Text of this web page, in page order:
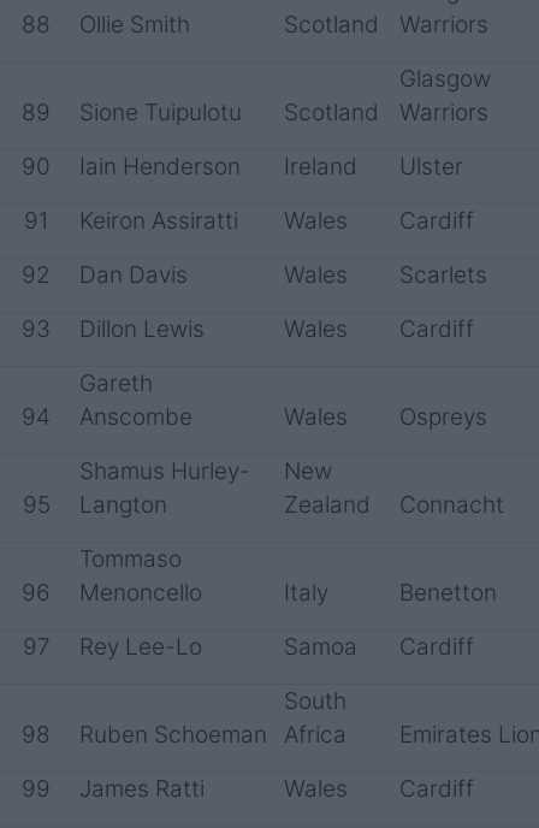
88 Ollie Smith Scotland
Warriors
89 Sione Tuipulotu Scotland
Glasgow
Warriors
90
Iain Henderson Ireland
Ulster
91
Keiron Assiratti Wales
Cardiff
92
Dan Davis Wales
Scarlets
93
Dillon Lewis Wales Cardiff
94
Gareth
Anscombe
Wales Ospreys
95
Shamus Hurley-
Langton
New
Zealand
Connacht
96
Tommaso
Menoncello
Italy
Benetton
97
Rey Lee-Lo Samoa Cardiff
98 Ruben Schoeman
South
Africa
Emirates
99
James Ratti Wales Cardiff